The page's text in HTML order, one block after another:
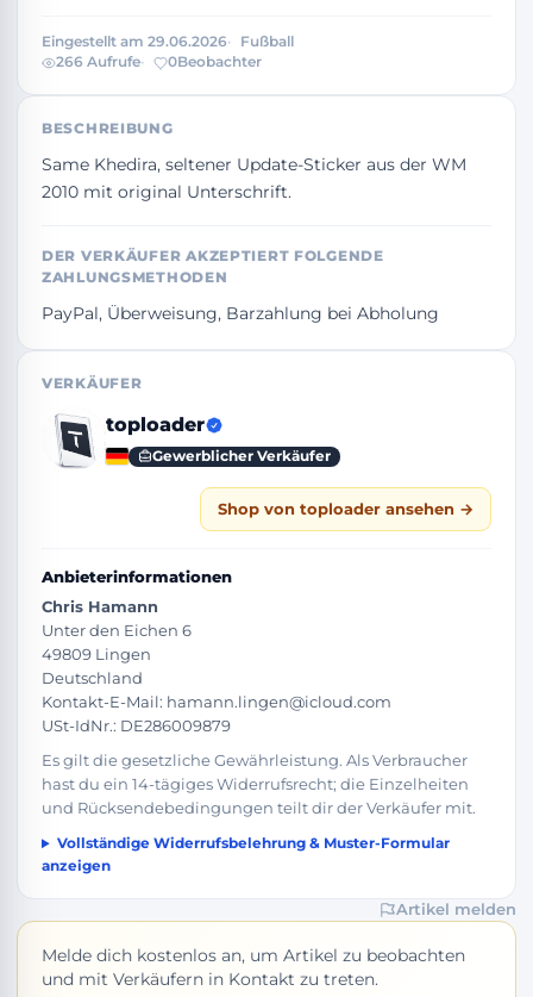
Eingestellt am 29.06.2026 Fußball
266 Aufrufe 0Beobachter
BESCHREIBUNG
Same Khedira, seltener Update-Sticker aus der WM
2010 mit original Unterschrift.
DER VERKÄUFER AKZEPTIERT FOLGENDE
ZAHLUNGSMETHODEN
PayPal, Überweisung, Barzahlung bei Abholung
VERKÄUFER
toploader
Gewerblicher Verkäufer
Shop von toploader ansehen →
Anbieterinformationen
Chris Hamann
Unter den Eichen 6
49809 Lingen
Deutschland
Kontakt-E-Mail: hamann.lingen@icloud.com
USt-IdNr.: DE286009879
Es gilt die gesetzliche Gewährleistung. Als Verbraucher
hast du ein 14-tägiges Widerrufsrecht; die Einzelheiten
und Rücksendebedingungen teilt dir der Verkäufer mit.
Vollständige Widerrufsbelehrung & Muster-Formular
anzeigen
Artikel melden
Melde dich kostenlos an, um Artikel zu beobachten
und mit Verkäufern in Kontakt zu treten.